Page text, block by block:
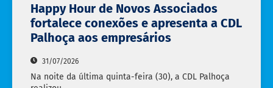
Happy Hour de Novos Associados
fortalece conexões e apresenta a CDL
Palhoça aos empresários
31/07/2026
Na noite da última quinta-feira (30), a CDL Palhoça